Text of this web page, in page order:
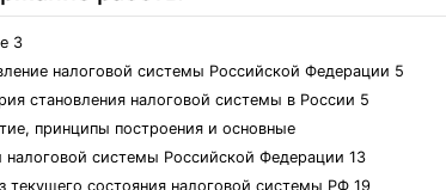
3
налоговой системы Российской Федерации 5
становления налоговой системы в России 5
принципы построения и основные
налоговой системы Российской Федерации 13
текущего состояния налоговой системы РФ 19